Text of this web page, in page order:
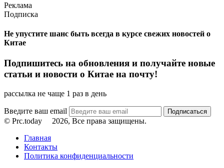
Реклама
Подписка
Не упустите шанс быть всегда в курсе свежих новостей о
Китае
Подпишитесь на обновления и получайте новые
статьи и новости о Китае на почту!
рассылка не чаще 1 раз в день
Введите ваш email
© Prc.today
2026, Все права защищены.
Главная
Контакты
Политика конфиденциальности